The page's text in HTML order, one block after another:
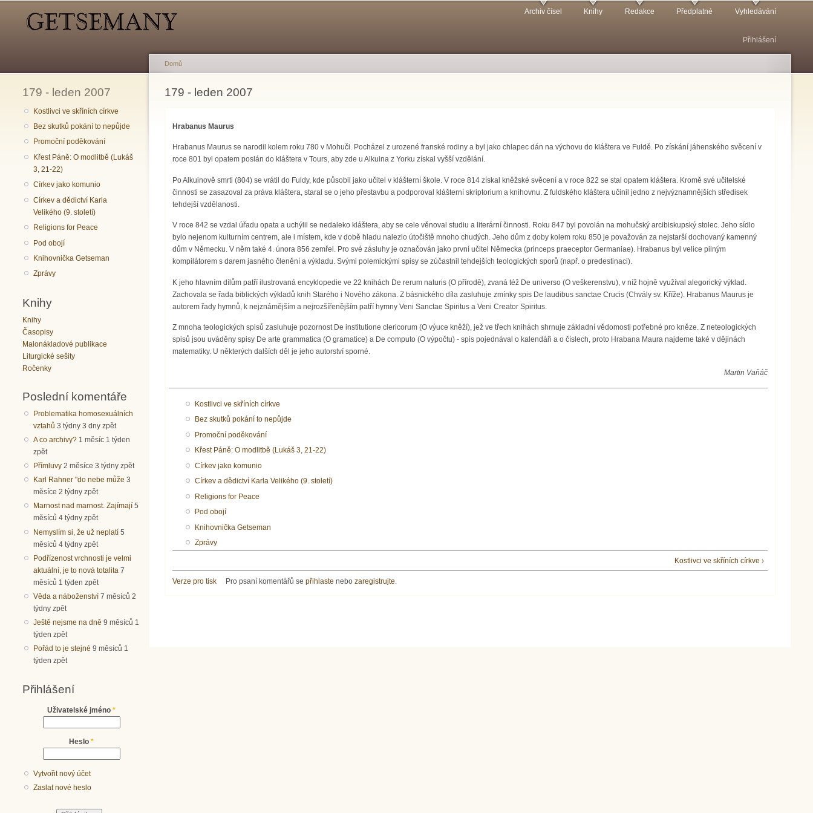
Archiv čísel Knihy Redakce Předplatné Vyhledávání
Přihlášení
179 - leden 2007
Kostlivci ve skříních církve
Bez skutků pokání to nepůjde
Promoční poděkování
Křest Páně: O modlitbě (Lukáš
3, 21-22)
Církev jako komunio
Církev a dědictví Karla
Velikého (9. století)
Religions for Peace
Pod obojí
Knihovnička Getseman
Zprávy
Knihy
Knihy
Časopisy
Malonákladové publikace
Liturgické sešity
Ročenky
Poslední komentáře
Problematika homosexuálních
vztahů 3 týdny 3 dny zpět
A co archivy? 1 měsíc 1 týden
zpět
Přímluvy 2 měsíce 3 týdny zpět
Karl Rahner "do nebe může 3
měsíce 2 týdny zpět
Marnost nad marnost. Zajímají 5
měsíců 4 týdny zpět
Nemyslím si, že už neplatí 5
měsíců 4 týdny zpět
Podřízenost vrchnosti je velmi
aktuální, je to nová totalita 7
měsíců 1 týden zpět
Věda a náboženství 7 měsíců 2
týdny zpět
Ještě nejsme na dně 9 měsíců 1
týden zpět
Pořád to je stejné 9 měsíců 1
týden zpět
Přihlášení
Uživatelské jméno *
Heslo *
Vytvořit nový účet
Zaslat nové heslo
Jste zde
Domů
179 - leden 2007
Hrabanus Maurus
Hrabanus Maurus se narodil kolem roku 780 v Mohuči. Pocházel z urozené franské rodiny a byl jako chlapec dán na výchovu do kláštera ve Fuldě. Po získání jáhenského svěcení v
roce 801 byl opatem poslán do kláštera v Tours, aby zde u Alkuina z Yorku získal vyšší vzdělání.
Po Alkuinově smrti (804) se vrátil do Fuldy, kde působil jako učitel v klášterní škole. V roce 814 získal kněžské svěcení a v roce 822 se stal opatem kláštera. Kromě své učitelské
činnosti se zasazoval za práva kláštera, staral se o jeho přestavbu a podporoval klášterní skriptorium a knihovnu. Z fuldského kláštera učinil jedno z nejvýznamnějších středisek
tehdejší vzdělanosti.
V roce 842 se vzdal úřadu opata a uchýlil se nedaleko kláštera, aby se cele věnoval studiu a literární činnosti. Roku 847 byl povolán na mohučský arcibiskupský stolec. Jeho sídlo
bylo nejenom kulturním centrem, ale i místem, kde v době hladu nalezlo útočiště mnoho chudých. Jeho dům z doby kolem roku 850 je považován za nejstarší dochovaný kamenný
dům v Německu. V něm také 4. února 856 zemřel. Pro své zásluhy je označován jako první učitel Německa (princeps praeceptor Germaniae). Hrabanus byl velice pilným
kompilátorem s darem jasného členění a výkladu. Svými polemickými spisy se zúčastnil tehdejších teologických sporů (např. o predestinaci).
K jeho hlavním dílům patří ilustrovaná encyklopedie ve 22 knihách De rerum naturis (O přírodě), zvaná též De universo (O veškerenstvu), v níž hojně využíval alegorický výklad.
Zachovala se řada biblických výkladů knih Starého i Nového zákona. Z básnického díla zasluhuje zmínky spis De laudibus sanctae Crucis (Chvály sv. Kříže). Hrabanus Maurus je
autorem řady hymnů, k nejznámějším a nejrozšířenějším patří hymny Veni Sanctae Spiritus a Veni Creator Spiritus.
Z mnoha teologických spisů zasluhuje pozornost De institutione clericorum (O výuce kněží), jež ve třech knihách shrnuje základní vědomosti potřebné pro kněze. Z neteologických
spisů jsou uváděny spisy De arte grammatica (O gramatice) a De computo (O výpočtu) - spis pojednával o kalendáři a o číslech, proto Hrabana Maura najdeme také v dějinách
matematiky. U některých dalších děl je jeho autorství sporné.
Martin Vaňáč
Kostlivci ve skříních církve
Bez skutků pokání to nepůjde
Promoční poděkování
Křest Páně: O modlitbě (Lukáš 3, 21-22)
Církev jako komunio
Církev a dědictví Karla Velikého (9. století)
Religions for Peace
Pod obojí
Knihovnička Getseman
Zprávy
Kostlivci ve skříních církve ›
Verze pro tisk Pro psaní komentářů sepřihlaste nebozaregistrujte.